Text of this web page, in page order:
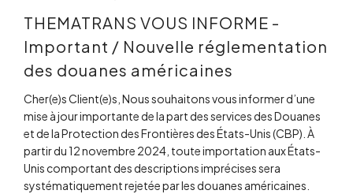
THEMATRANS VOUS INFORME -
Important / Nouvelle réglementation
des douanes américaines
Cher(e)s Client(e)s, Nous souhaitons vous informer d’une
mise à jour importante de la part des services des Douanes
et de la Protection des Frontières des États-Unis (CBP). À
partir du 12 novembre 2024, toute importation aux États-
Unis comportant des descriptions imprécises sera
systématiquement rejetée par les douanes américaines.